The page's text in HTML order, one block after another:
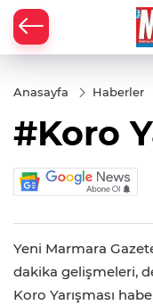
Anasayfa Haberler
#Koro
Yeni Marmara
dakika gelişmeleri,
Koro Yarışması